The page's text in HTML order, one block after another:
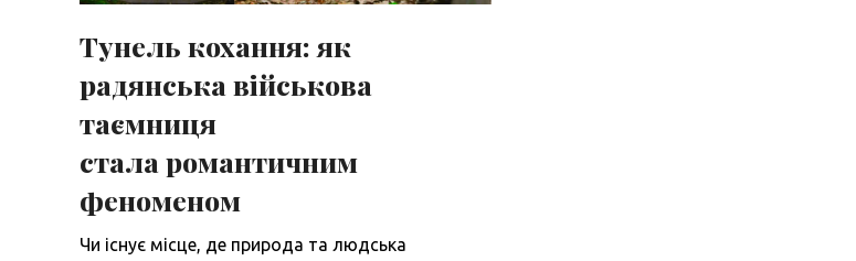
Тунель кохання: як
радянська військова
таємниця
стала романтичним
феноменом
Чи існує місце, де природа та людська